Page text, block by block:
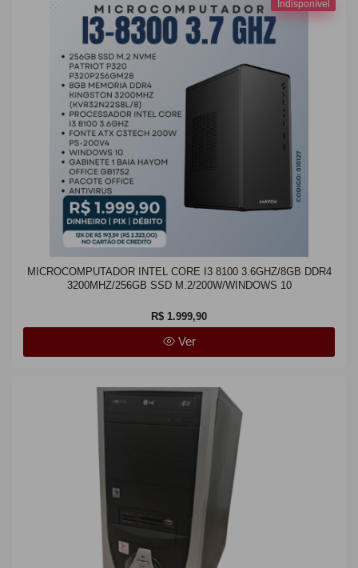
Indisponível
MICROCOMPUTADOR INTEL CORE I3 8100 3.6GHZ/8GB DDR4
3200MHZ/256GB SSD M.2/200W/WINDOWS 10
R$ 1.999,90
Ver